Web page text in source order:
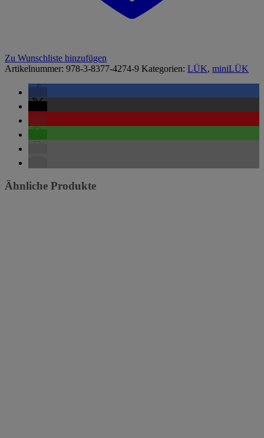
Zu Wunschliste hinzufügen
Artikelnummer: 978-3-8377-4274-9 Kategorien: LÜK, miniLÜK
Ähnliche Produkte